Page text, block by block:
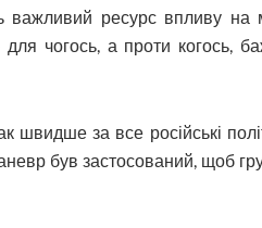
важливий ресурс впливу на
чогось, а проти когось,
швидше за все російські
був застосований, щоб